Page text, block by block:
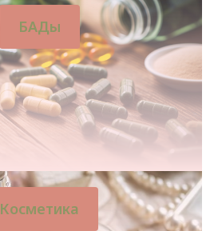
БАДы
Косметика